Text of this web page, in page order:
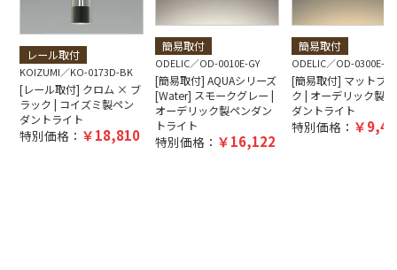
レール取付
KOIZUMI KO-0173D-BK
[レール取付] クロム × ブ
ラック | コイズミ製ペン
ダントライト
特別価格： 18,810
簡易取付
ODELIC OD-0010E-GY
[簡易取付] AQUAシリーズ
[Water] スモークグレー |
オーデリック製ペンダン
トライト
特別価格： 16,122
簡易取付
ODELIC OD-0300E-BK
[簡易取付] マットブ
ク | オーデリック製
ダントライト
特別価格：